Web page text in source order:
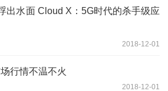
出水面 Cloud X：5G时代的杀手级应
2018-12-01
行情不温不火
2018-12-01